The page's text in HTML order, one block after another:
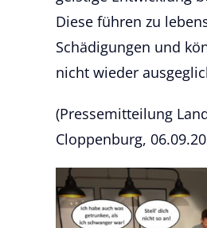
Diese führen zu
Schädigungen und
nicht wieder
(Pressemitteilung
Cloppenburg,